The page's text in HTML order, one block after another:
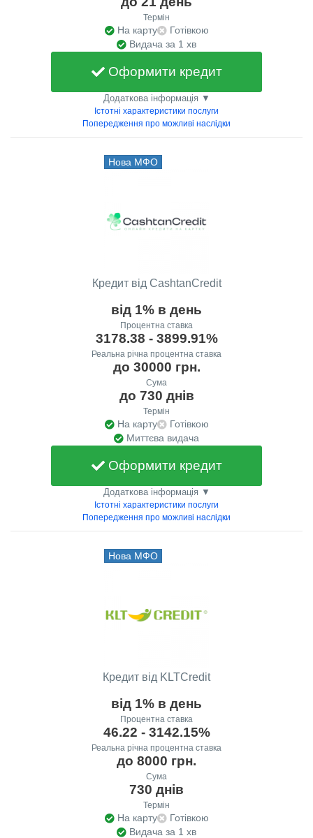
Термін
На карту
Готівкою
Видача за 1 хв
Оформити кредит
Додаткова інформація ▼
Істотні характеристики послуги
Попередження про можливі наслідки
Нова МФО
Кредит від CashtanCredit
від 1% в день
Процентна ставка
3178.38 - 3899.91%
Реальна річна процентна ставка
до 30000 грн.
Сума
до 730 днів
Термін
На карту
Готівкою
Миттєва видача
Оформити кредит
Додаткова інформація ▼
Істотні характеристики послуги
Попередження про можливі наслідки
Нова МФО
Кредит від KLTCredit
від 1% в день
Процентна ставка
46.22 - 3142.15%
Реальна річна процентна ставка
до 8000 грн.
Сума
730 днів
Термін
На карту
Готівкою
Видача за 1 хв